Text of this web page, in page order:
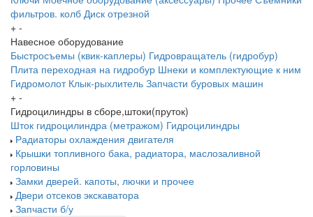
фильтров. колб Диск отрезной
+ -
Навесное оборудование
Быстросъемы (квик-каплеры) Гидровращатель (гидробур)
Плита переходная на гидробур Шнеки и комплектующие к ним
Гидромолот Клык-рыхлитель Запчасти буровых машин
+ -
Гидроцилиндры в сборе,штоки(пруток)
Шток гидроцилиндра (метражом) Гидроцилиндры
Радиаторы охлаждения двигателя
Крышки топливного бака, радиатора, маслозаливной
горловины
Замки дверей. капоты, лючки и прочее
Двери отсеков экскаватора
Запчасти б/у